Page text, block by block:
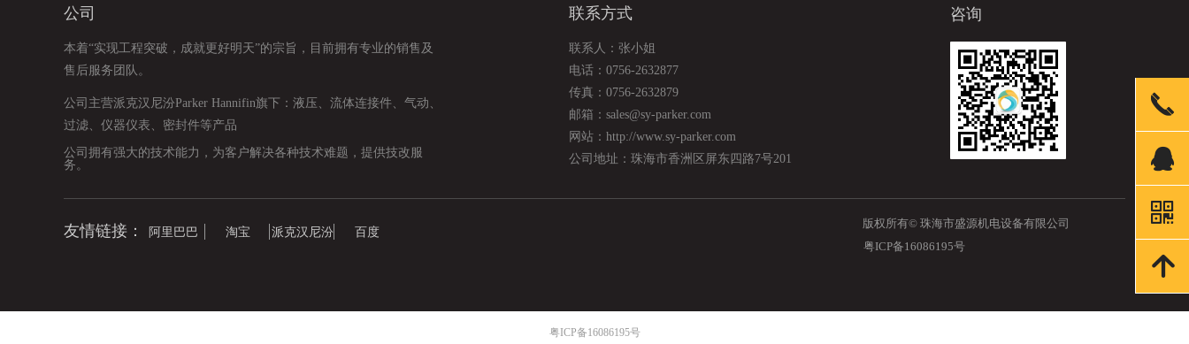
版权所有© 珠海市盛源机电设备有限公司
联系方式
联系人：张小姐
电话：0756-2632877
传真：0756-2632879
邮箱：sales@sy-parker.com
网站：http://www.sy-parker.com
公司地址：珠海市香洲区屏东四路7号201
粤ICP备16086195号
咨询
公司
本着“实现工程突破，成就更好明天”的宗旨，目前拥有专业的销售及
售后服务团队。
公司主营派克汉尼汾Parker Hannifin旗下：液压、流体连接件、气动、
过滤、仪器仪表、密封件等产品
公司拥有强大的技术能力，为客户解决各种技术难题，提供技改服
务。
友情链接： 阿里巴巴 淘宝 派克汉尼汾 百度
粤ICP备16086195号
끅
뀩
낃
녕